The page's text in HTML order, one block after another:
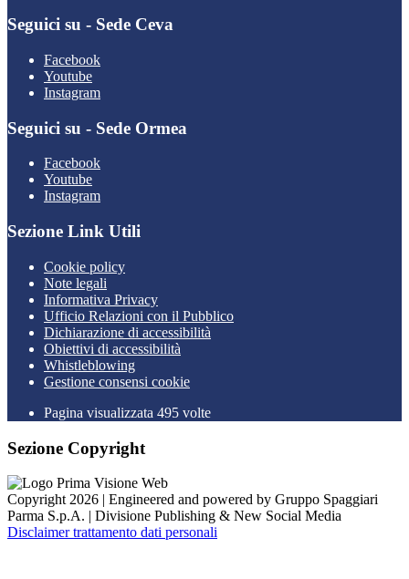
Seguici su - Sede Ceva
Facebook
Youtube
Instagram
Seguici su - Sede Ormea
Facebook
Youtube
Instagram
Sezione Link Utili
Cookie policy
Note legali
Informativa Privacy
Ufficio Relazioni con il Pubblico
Dichiarazione di accessibilità
Obiettivi di accessibilità
Whistleblowing
Gestione consensi cookie
Pagina visualizzata 495 volte
Sezione Copyright
Copyright 2026 | Engineered and powered by Gruppo Spaggiari
Parma S.p.A. | Divisione Publishing & New Social Media
Disclaimer trattamento dati personali